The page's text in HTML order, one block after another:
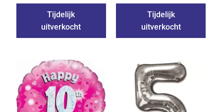
Tijdelijk
uitverkocht
Tijdelijk
uitverkocht